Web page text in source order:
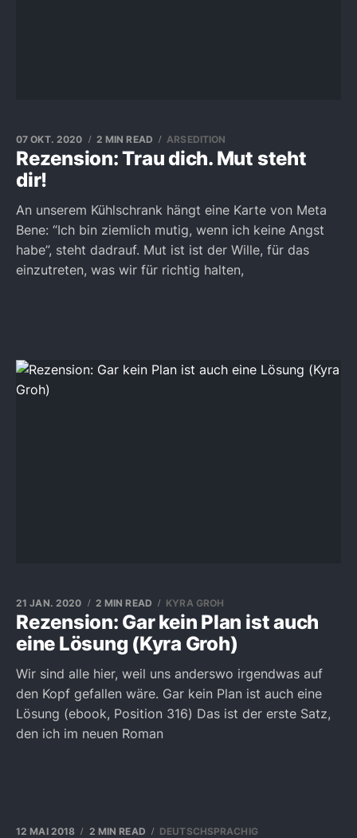
Rezension: Trau dich. Mut steht
dir!
07 OKT. 2020 2 MIN READ ARSEDITION
An unserem Kühlschrank hängt eine Karte von Meta
Bene: “Ich bin ziemlich mutig, wenn ich keine Angst
habe”, steht dadrauf. Mut ist ist der Wille, für das
einzutreten, was wir für richtig halten,
Rezension: Gar kein Plan ist auch
eine Lösung (Kyra Groh)
21 JAN. 2020 2 MIN READ KYRA GROH
Wir sind alle hier, weil uns anderswo irgendwas auf
den Kopf gefallen wäre. Gar kein Plan ist auch eine
Lösung (ebook, Position 316) Das ist der erste Satz,
den ich im neuen Roman
12 MAI 2018 2 MIN READ DEUTSCHSPRACHIG